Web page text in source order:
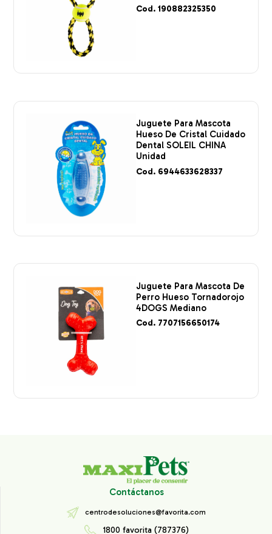
Cod. 190882325350
Juguete Para Mascota
Hueso De Cristal Cuidado
Dental SOLEIL CHINA
Unidad
Cod. 6944633628337
Juguete Para Mascota De
Perro Hueso Tornadorojo
4DOGS Mediano
Cod. 7707156650174
Contáctanos
centrodesoluciones@favorita.com
1800 favorita (787376)